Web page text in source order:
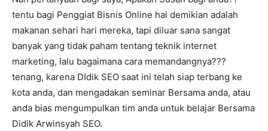
tentu bagi Penggiat Bisnis Online hal demikian adalah
makanan sehari hari mereka, tapi diluar sana sangat
banyak yang tidak paham tentang teknik internet
marketing, lalu bagaimana cara memandangnya???
tenang, karena DIdik SEO saat ini telah siap terbang ke
kota anda, dan mengadakan seminar Bersama anda, atau
anda bias mengumpulkan tim anda untuk belajar Bersama
Didik Arwinsyah SEO.